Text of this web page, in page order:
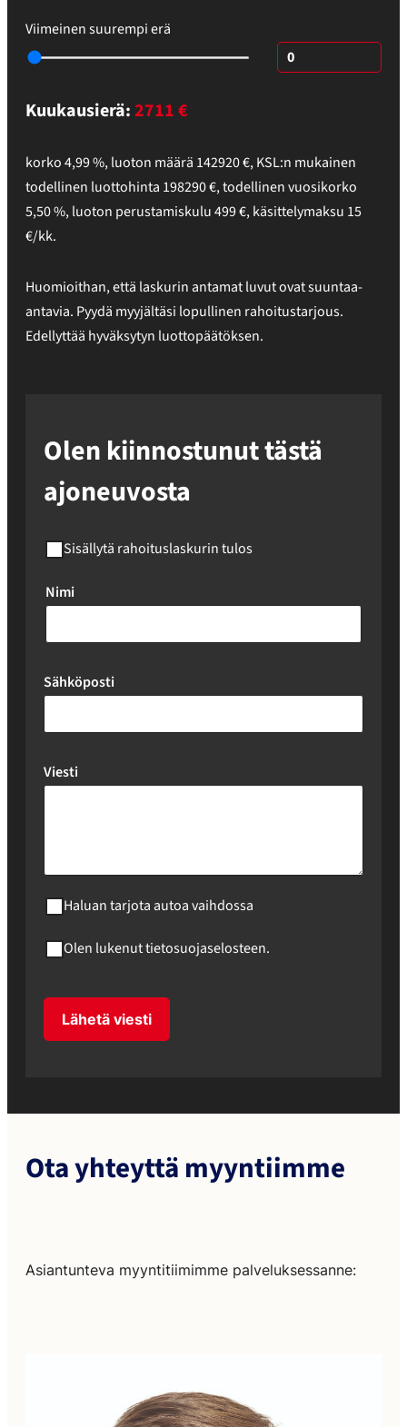
Viimeinen suurempi erä
Kuukausierä:2711€
korko4,99%,luoton määrä 142920€,KSL:n mukainen
todellinen luottohinta 198290€,todellinen vuosikorko
5,50%, luoton perustamiskulu499€, käsittelymaksu 15
€/kk.
Huomioithan, että laskurin antamat luvut ovat suuntaa-
antavia. Pyydä myyjältäsi lopullinen rahoitustarjous.
Edellyttää hyväksytyn luottopäätöksen.
Olen kiinnostunut tästä
ajoneuvosta
Sisällytä rahoituslaskurin tulos
Nimi
Sähköposti
Viesti
Haluan tarjota autoa vaihdossa
Olen lukenut tietosuojaselosteen.
Lähetä viesti
Ota yhteyttä myyntiimme
Asiantunteva myyntitiimimme palveluksessanne: